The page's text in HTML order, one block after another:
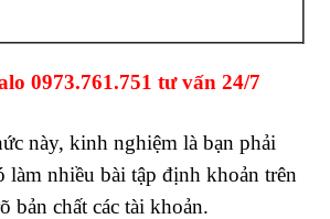
0973.761.751 tư vấn 24/7
này, kinh nghiệm là bạn phải
nhiều bài tập định khoản trên
bản chất các tài khoản.